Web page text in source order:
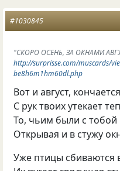
#1030845
"СКОРО ОСЕНЬ, ЗА ОКНАМИ
http://surprisse.com/muscards/
be8h6m1hm60dl.php
Вот и август,
С рук твоих утекает
То, чьим были с
Открывая и в стужу
Уже птицы сбиваются